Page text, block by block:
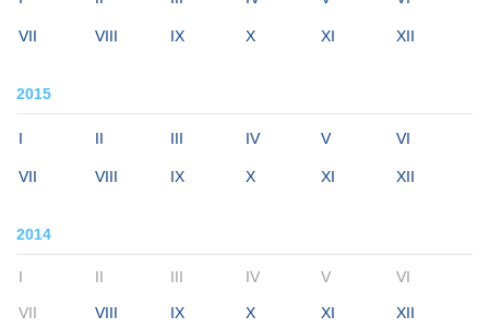
VII VIII IX X XI XII
2015
I II III IV V VI
VII VIII IX X XI XII
2014
I II III IV V VI
VII VIII IX X XI XII